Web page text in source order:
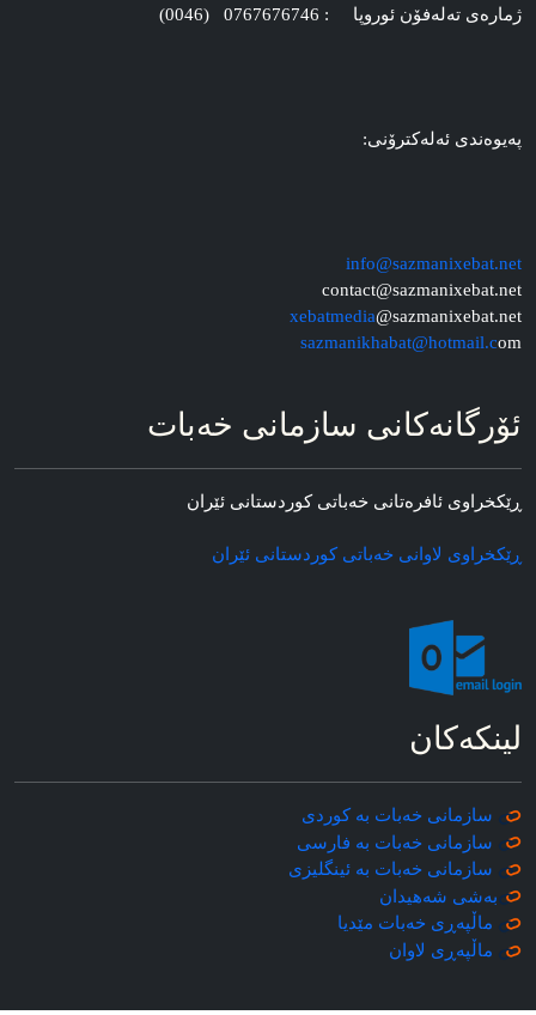
ژماره‌ی ته‌له‌فۆن ئوروپا : 0767676746 (0046)
په‌یوه‌ندی ئه‌له‌کترۆنی:
info@sazmanixebat.net
contact@sazmanixebat.net
xebatmedia@sazmanixebat.net
sazmanikhabat@hotmail.com
ئۆرگانه‌کانی سازمانی خه‌بات
ڕێکخراوی ئافره‌تانی خه‌باتی کوردستانی ئێران
ڕێکخراوی لاوانی خه‌باتی کوردستانی ئێران
لینکه‌کان
سازمانی خه‌بات به کوردی
سازمانی خه‌بات به فارسی
سازمانی خه‌بات به ئینگلیزی
به‌شی شه‌هیدان
ماڵپه‌ڕی خه‌بات مێدیا
ماڵپه‌ڕی لاوان